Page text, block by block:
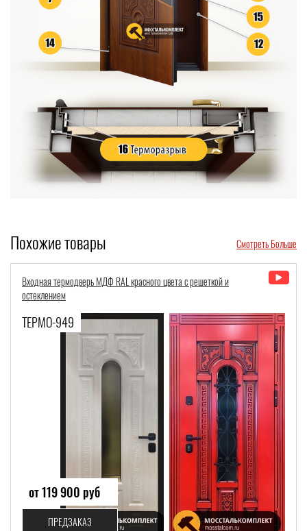
Похожие товары Смотреть Больше
Металлическая парадная термодверь со стеклом, авторской ковкой и
отделкой МДФ для дома
ТЕРМО-675
от 94 999 руб
ПРЕДЗАКАЗ